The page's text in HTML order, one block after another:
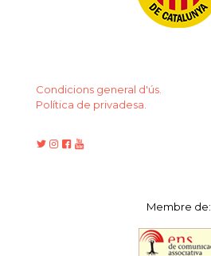
Condicions general d'ús.
Política de privadesa.
Membre de: